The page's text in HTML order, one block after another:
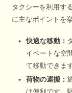
タクシーを利用す
に主なポイントを
快適な移動：
イベートな空
て移動できます
荷物の運搬：